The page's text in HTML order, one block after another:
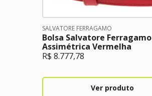
SALVATORE FERRAGAMO
Bolsa Salvatore Ferragamo
Assimétrica Vermelha
R$ 8.777,78
Ver produto